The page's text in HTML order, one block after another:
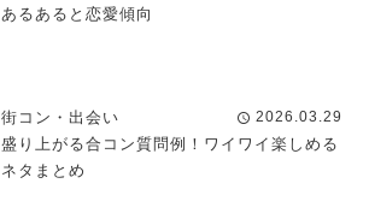
あるあると恋愛傾向
街コン・出会い
盛り上がる合コン質問例！ワイワイ楽しめる
ネタまとめ
schedule 2026.03.29